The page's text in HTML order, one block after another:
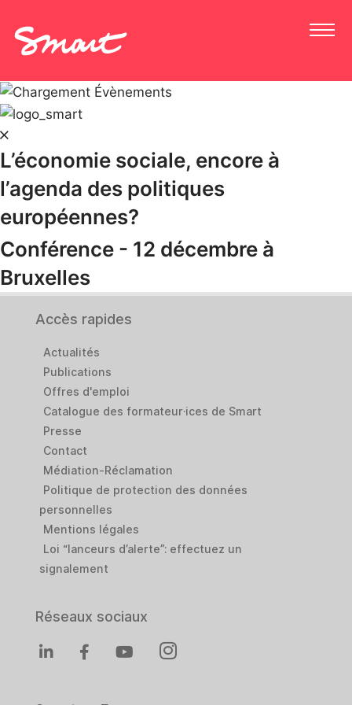
L’économie sociale, encore à
l’agenda des politiques
européennes?
Conférence - 12 décembre à
Bruxelles
Accès rapides
Actualités
Publications
Offres d'emploi
Catalogue des formateur·ices de Smart
Presse
Contact
Médiation-Réclamation
Politique de protection des données
personnelles
Mentions légales
Loi “lanceurs d’alerte”: effectuez un
signalement
Réseaux sociaux